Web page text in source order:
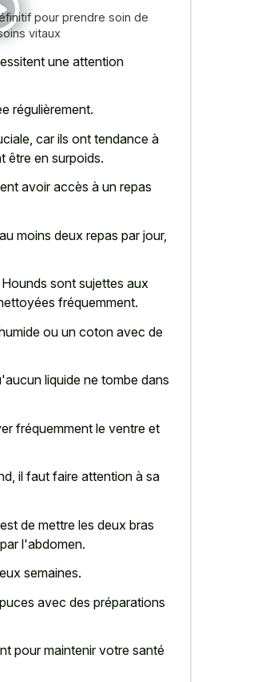
pour prendre soin de
vitaux
une attention
régulièrement.
car ils ont tendance à
être en surpoids.
avoir accès à un repas
moins deux repas par jour,
sont sujettes aux
fréquemment.
ou un coton avec de
liquide ne tombe dans
fréquemment le ventre et
il faut faire attention à sa
de mettre les deux bras
l'abdomen.
semaines.
avec des préparations
pour maintenir votre santé